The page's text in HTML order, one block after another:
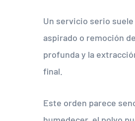
Un servicio serio
aspirado o remoción
profunda y la
final.
Este orden parece